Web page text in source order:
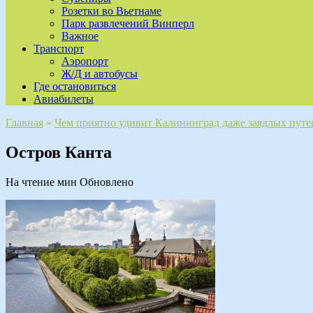
Розетки во Вьетнаме
Парк развлечений Винперл
Важное
Транспорт
Аэропорт
Ж/Д и автобусы
Где остановиться
Авиабилеты
Главная » Чем приятно удивит Калининград даже заядлых
Остров Канта
На чтение мин Обновлено